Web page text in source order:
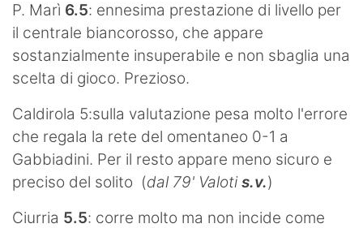
P. Marì 6.5: ennesima prestazione di livello per
il centrale biancorosso, che appare
sostanzialmente insuperabile e non sbaglia una
scelta di gioco. Prezioso.
Caldirola 5:sulla valutazione pesa molto l'errore
che regala la rete del omentaneo 0-1 a
Gabbiadini. Per il resto appare meno sicuro e
preciso del solito (dal 79' Valotis.v.)
Ciurria 5.5: corre molto ma non incide come